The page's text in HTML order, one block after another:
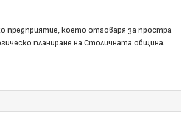
предприятие, което отговаря за простра
планиране на Столичната община.